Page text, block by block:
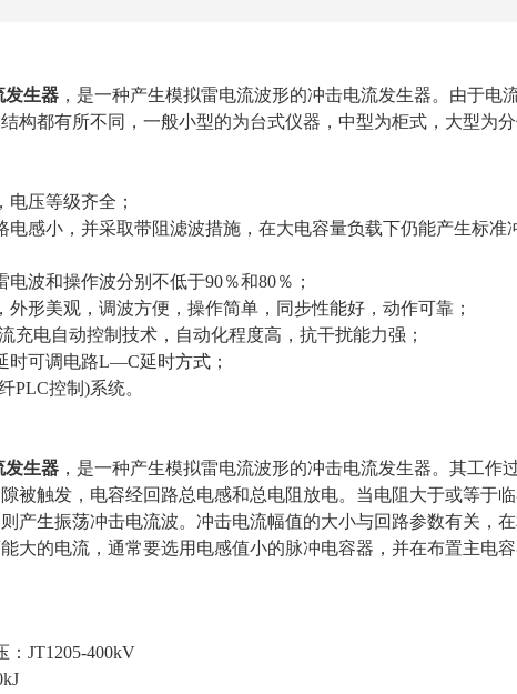
发生器 ，是一种产生模拟雷电流波形的冲击电流发生器。由于
构都有所不同，一般小型的为台式仪器，中型为柜式，大型为分
电压等级齐全；
电感小，并采取带阻滤波措施，在大电容量负载下仍能产生标
波和操作波分别不低于90％和80％；
外形美观，调波方便，操作简单，同步性能好，动作可靠；
充电自动控制技术，自动化程度高，抗干扰能力强；
时可调电路L—C延时方式；
PLC控制)系统。
发生器 ，是一种产生模拟雷电流波形的冲击电流发生器。其工
被触发，电容经回路总电感和总电阻放电。当电阻大于或等于
产生振荡冲击电流波。冲击电流幅值的大小与回路参数有关，
大的电流，通常要选用电感值小的脉冲电容器，并在布置主电
：JT1205-400kV